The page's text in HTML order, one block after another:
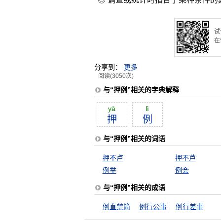
分享到： 更多
阅读(3050次)
与“押例”相关的字典解释
yā
押
lì
例
与“押例”相关的词语
押不卢
押不芦
例举
例会
与“押例”相关的成语
例直禁简 例行公事 例行差事